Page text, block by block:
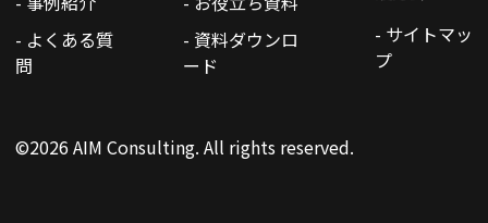
- よくある質
問
- 資料ダウンロ
ード
- サイトマッ
プ
©2026 AIM Consulting. All rights reserved.